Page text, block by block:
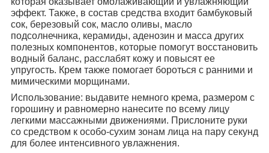
эффект. Также, в состав средства входит бамбуковый
сок, березовый сок, масло оливы, масло
подсолнечника, керамиды, аденозин и масса других
полезных компонентов, которые помогут восстановить
водный баланс, расслабят кожу и повысят ее
упругость. Крем также помогает бороться с ранними и
мимическими морщинами.
Использование: выдавите немного крема, размером с
горошину и равномерно нанесите по всему лицу
легкими массажными движениями. Прислоните руки
со средством к особо-сухим зонам лица на пару секунд
для более интенсивного увлажнения.